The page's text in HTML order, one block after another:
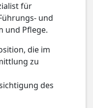
für
und
und Pflege.
die im
zu
des